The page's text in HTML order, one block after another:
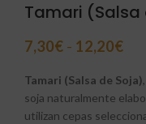
Tamari (Salsa
7,30€ - 12,20€
Tamari (Salsa de Soja)
soja naturalmente
utilizan cepas